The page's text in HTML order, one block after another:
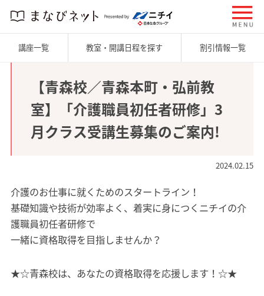
講座一覧 教室・開講日程を探す 割引情報一覧
【青森校／青森本町・弘前教
室】「介護職員初任者研修」3
月クラス受講生募集のご案内!
2024.02.15
介護のお仕事に就くためのスタートライン！
基礎知識や技術が効率よく、着実に身につくニチイの介
護職員初任者研修で
一緒に資格取得を目指しませんか？
★☆青森校は、あなたの資格取得を応援します！☆★